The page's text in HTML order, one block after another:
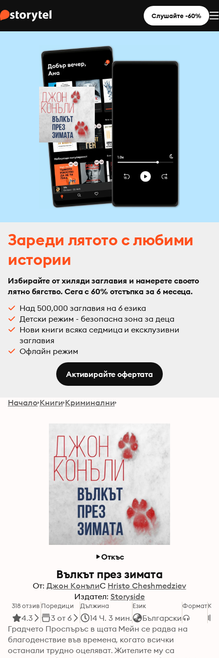
Слушайте -60%
Зареди лятото с любими
истории
Избирайте от хиляди заглавия и намерете своето
лятно бягство. Сега с 60% отстъпка за 6 месеца.
Над 500,000 заглавия на 6 езика
Детски режим - безопасна зона за деца
Нови книги всяка седмица и ексклузивни
заглавия
Офлайн режим
Активирайте офертата
Начало Книги Криминални
Откъс
Вълкът през зимата
От: Джон КонълиС Hristo Cheshmedziev
Издател: Storyside
318 отзив
4.3
Поредици
3 от 6
Дължина
14 Ч. 3 мин.
Език
Български
Формат
Градчето Проспъръс в щата Мейн се радва на
благоденствие във времена, когато всички
останали трудно оцеляват. Жителите му са